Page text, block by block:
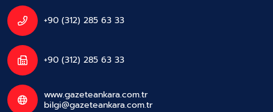
+90 (312) 285 63 33
+90 (312) 285 63 33
www.gazeteankara.com.tr
bilgi@gazeteankara.com.tr